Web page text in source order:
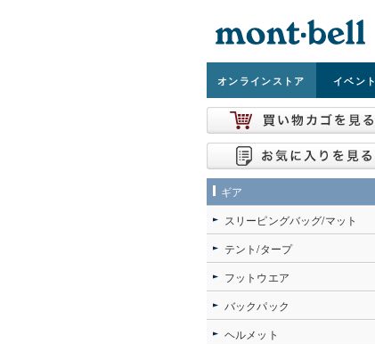
オンラインストア イベント
ギア
スリーピングバッグ/マット
テント/タープ
フットウエア
バックパック
ヘルメット